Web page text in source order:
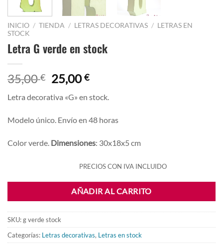
INICIO / TIENDA / LETRAS DECORATIVAS / LETRAS EN
STOCK
Letra G verde en stock
35,00€ El
precio
original
era:
35,00 €.
25,00€El
actual
es:
25,00 €.
Letra decorativa «G» en stock.
Modelo único. Envío en 48 horas
Color verde. Dimensiones: 30x18x5 cm
PRECIOS CON IVA INCLUIDO
AÑADIR AL CARRITO
SKU:g verde stock
Categorías: Letras decorativas, Letras en stock